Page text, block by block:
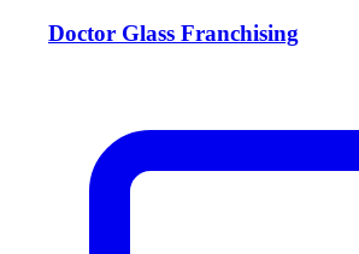
Doctor Glass Franchising